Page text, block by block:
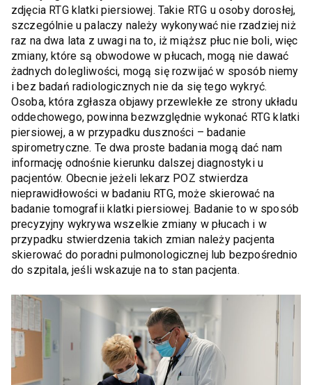
zdjęcia RTG klatki piersiowej. Takie RTG u osoby dorosłej,
szczególnie u palaczy należy wykonywać nie rzadziej niż
raz na dwa lata z uwagi na to, iż miąższ płuc nie boli, więc
zmiany, które są obwodowe w płucach, mogą nie dawać
żadnych dolegliwości, mogą się rozwijać w sposób niemy
i bez badań radiologicznych nie da się tego wykryć.
Osoba, która zgłasza objawy przewlekłe ze strony układu
oddechowego, powinna bezwzględnie wykonać RTG klatki
piersiowej, a w przypadku duszności – badanie
spirometryczne. Te dwa proste badania mogą dać nam
informację odnośnie kierunku dalszej diagnostyki u
pacjentów. Obecnie jeżeli lekarz POZ stwierdza
nieprawidłowości w badaniu RTG, może skierować na
badanie tomografii klatki piersiowej. Badanie to w sposób
precyzyjny wykrywa wszelkie zmiany w płucach i w
przypadku stwierdzenia takich zmian należy pacjenta
skierować do poradni pulmonologicznej lub bezpośrednio
do szpitala, jeśli wskazuje na to stan pacjenta.